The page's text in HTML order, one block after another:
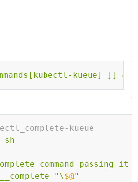
kueue] ]]
Copy
kueue
sh
command passing it
"\$@"